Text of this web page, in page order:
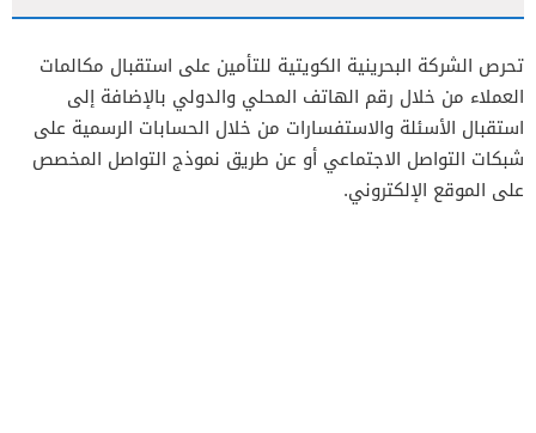
2
تحرص الشركة البحرينية الكويتية للتأمين على استقبال مكالمات
العملاء من خلال رقم الهاتف المحلي والدولي بالإضافة إلى
استقبال الأسئلة والاستفسارات من خلال الحسابات الرسمية على
شبكات التواصل الاجتماعي أو عن طريق نموذج التواصل المخصص
على الموقع الإلكتروني.